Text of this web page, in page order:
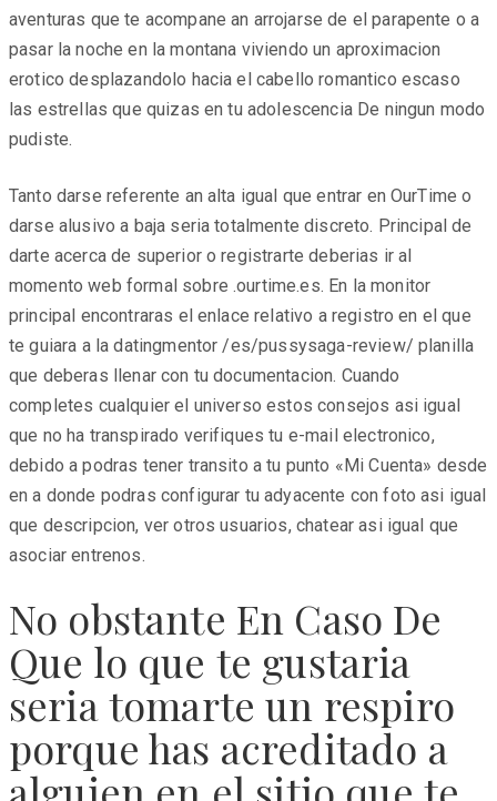
aventuras que te acompane an arrojarse de el parapente o a
pasar la noche en la montana viviendo un aproximacion
erotico desplazandolo hacia el cabello romantico escaso
las estrellas que quizas en tu adolescencia De ningun modo
pudiste.
Tanto darse referente an alta igual que entrar en OurTime o
darse alusivo a baja seri­a totalmente discreto. Principal de
darte acerca de superior o registrarte deberias ir al
momento web formal sobre .ourtime.es. En la monitor
principal encontraras el enlace relativo a registro en el que
te guiara a la datingmentor /es/pussysaga-review/ planilla
que deberas llenar con tu documentacion. Cuando
completes cualquier el universo estos consejos asi­ igual
que no ha transpirado verifiques tu e-mail electronico,
debido a podras tener transito a tu punto «Mi Cuenta» desde
en a donde podras configurar tu adyacente con foto asi­ igual
que descripcion, ver otros usuarios, chatear asi­ igual que
asociar entrenos.
No obstante En Caso De
Que lo que te gustaria
seri­a tomarte un respiro
porque has acreditado a